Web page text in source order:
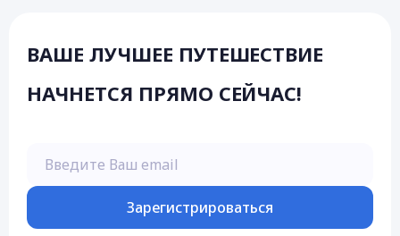
ВАШЕ ЛУЧШЕЕ ПУТЕШЕСТВИЕ
НАЧНЕТСЯ ПРЯМО СЕЙЧАС!
Зарегистрироваться